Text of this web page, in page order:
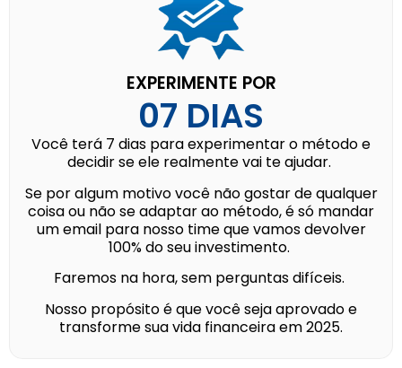
EXPERIMENTE POR
07 DIAS
Você terá 7 dias para experimentar o método e
decidir se ele realmente vai te ajudar.
Se por algum motivo você não gostar de qualquer
coisa ou não se adaptar ao método, é só mandar
um email para nosso time que vamos devolver
100% do seu investimento.
Faremos na hora, sem perguntas difíceis.
Nosso propósito é que você seja aprovado e
transforme sua vida financeira em 2025.